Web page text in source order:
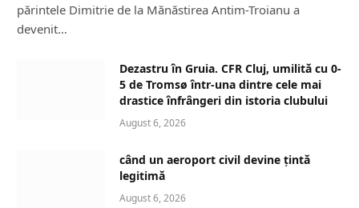
părintele Dimitrie de la Mănăstirea Antim-Troianu a
devenit…
Dezastru în Gruia. CFR Cluj, umilită cu 0-
5 de Tromsø într-una dintre cele mai
drastice înfrângeri din istoria clubului
August 6, 2026
când un aeroport civil devine țintă
legitimă
August 6, 2026